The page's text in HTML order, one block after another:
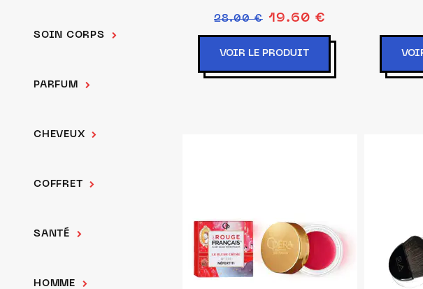
SOIN CORPS
PARFUM
CHEVEUX
COFFRET
SANTÉ
HOMME
28.00 € 19.60 €
VOIR LE PRODUIT